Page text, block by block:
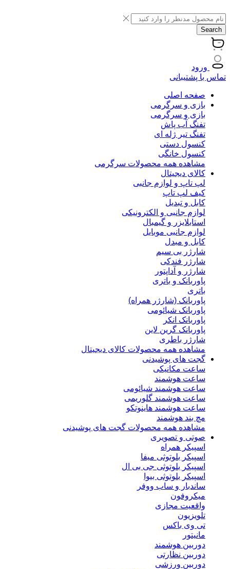
Search
ورود
تماس با پشتیبانی
صفحه اصلی
بازی و سرگرمی
بازی و سرگرمی
تفنگ آب پاش
تفنگ تیر ژله ای
کنسول دستی
کنسول خانگی
مشاهده همه محصولات سرگرمی
کالای دیجیتال
لپ تاپ و لوازم جانبی
کیف لپ تاپ
کابل و تبدیل
لوازم جانبی و الکترونیکی
استابلایزر و گیمبال
لوازم جانبی موبایل
کابل و مبدل
شارژر بی سیم
شارژر فندکی
شارژر و آداپتور
پاوربانک و باتری
باتری
پاوربانک (شارژر همراه)
پاوربانک شیائومی
پاوربانک انکر
پاوربانک گرین لاین
شارژر باطری
مشاهده همه محصولات کالای دیجیتال
گجت های پوشیدنی
ساعت مکانیکی
ساعت هوشمند
ساعت هوشمند شیائومی
ساعت هوشمند گلوریمی
ساعت هوشمند هاینوتکو
مچ بند هوشمند
مشاهده همه محصولات گجت های پوشیدنی
صوتی و تصویری
اسپیکر همراه
اسپیکر بلوتوثی میفا
اسپیکر بلوتوثی جی بی ال
اسپیکر بلوتوثی بیوا
ساندبار و ساب ووفر
میکروفون
واقعیت مجازی
تلویزیون
تی وی باکس
مانیتور
دوربین هوشمند
دوربین نظارتی
دوربین ورزشی